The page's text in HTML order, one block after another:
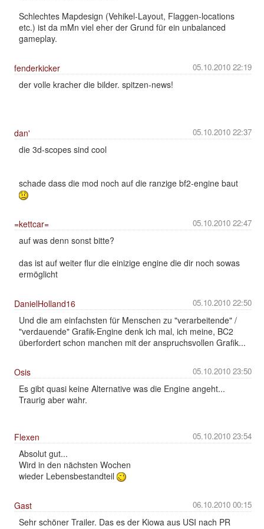
Schlechtes Mapdesign (Vehikel-Layout, Flaggen-locations
etc.) ist da mMn viel eher der Grund für ein unbalanced
gameplay.
05.10.2010 22:19
fenderkicker
der volle kracher die bilder. spitzen-news!
05.10.2010 22:37
dan'
die 3d-scopes sind cool
schade dass die mod noch auf die ranzige bf2-engine baut
05.10.2010 22:47
=kettcar=
auf was denn sonst bitte?
das ist auf weiter flur die einizige engine die dir noch sowas
ermöglicht
05.10.2010 22:50
DanielHolland16
Und die am einfachsten für Menschen zu "verarbeitende" /
"verdauende" Grafik-Engine denk ich mal, ich meine, BC2
überfordert schon manchen mit der anspruchsvollen Grafik...
05.10.2010 23:50
Osis
Es gibt quasi keine Alternative was die Engine angeht...
Traurig aber wahr.
05.10.2010 23:54
Flexen
Absolut gut...
Wird in den nächsten Wochen
wieder Lebensbestandteil
06.10.2010 00:15
Gast
Sehr schöner Trailer. Das es der Kiowa aus USI nach PR